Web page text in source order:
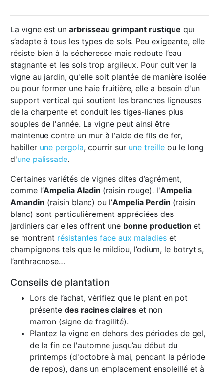
La vigne est un arbrisseau grimpant rustique qui
s’adapte à tous les types de sols. Peu exigeante, elle
résiste bien à la sécheresse mais redoute l’eau
stagnante et les sols trop argileux. Pour cultiver la
vigne au jardin, qu'elle soit plantée de manière isolée
ou pour former une haie fruitière, elle a besoin d'un
support vertical qui soutient les branches ligneuses
de la charpente et conduit les tiges-lianes plus
souples de l'année. La vigne peut ainsi être
maintenue contre un mur à l'aide de fils de fer,
habiller une pergola, courrir sur une treille ou le long
d'une palissade.
Certaines variétés de vignes dites d’agrément,
comme l’Ampelia Aladin (raisin rouge), l'Ampelia
Amandin (raisin blanc) ou l’Ampelia Perdin (raisin
blanc) sont particulièrement appréciées des
jardiniers car elles offrent une bonne production et
se montrent résistantes face aux maladies et
champignons tels que le mildiou, l’odium, le botrytis,
l’anthracnose…
Conseils de plantation
Lors de l’achat, vérifiez que le plant en pot
présente des racines claires et non
marron (signe de fragilité).
Plantez la vigne en dehors des périodes de gel,
de la fin de l'automne jusqu’au début du
printemps (d'octobre à mai, pendant la période
de repos), dans un emplacement ensoleillé et à